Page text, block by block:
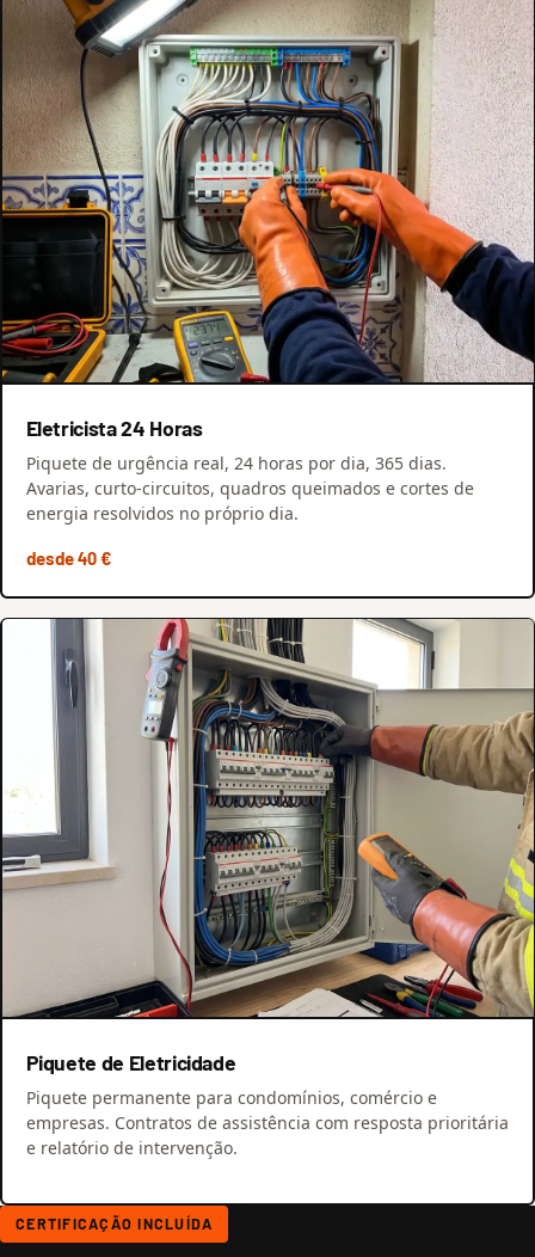
Eletricista 24 Horas
Piquete de urgência real, 24 horas por dia, 365 dias.
Avarias, curto-circuitos, quadros queimados e cortes de
energia resolvidos no próprio dia.
desde 40 €
Piquete de Eletricidade
Piquete permanente para condomínios, comércio e
empresas. Contratos de assistência com resposta prioritária
e relatório de intervenção.
CERTIFICAÇÃO INCLUÍDA